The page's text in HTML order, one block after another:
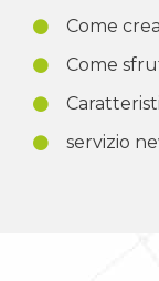
Come
Come
servizio